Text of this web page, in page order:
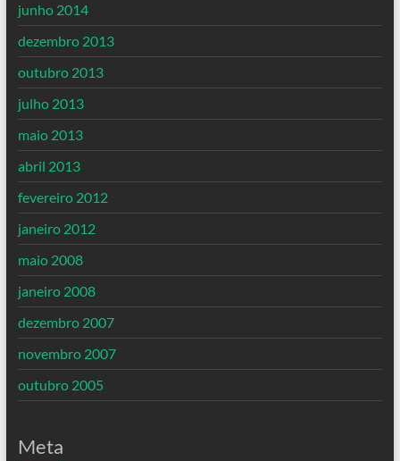
junho 2014
dezembro 2013
outubro 2013
julho 2013
maio 2013
abril 2013
fevereiro 2012
janeiro 2012
maio 2008
janeiro 2008
dezembro 2007
novembro 2007
outubro 2005
Meta